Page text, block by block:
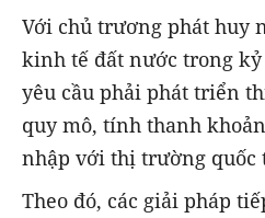
Với chủ trương phát huy
kinh tế đất nước trong
yêu cầu phải phát triển
quy mô, tính thanh
nhập với thị trường quốc
Theo đó, các giải pháp